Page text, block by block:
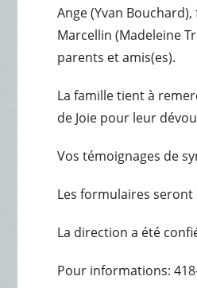
Ange (Yvan
Marcellin (Madeleine
parents et amis(es).
La famille tient à
de Joie pour leur
Vos témoignages de
Les formulaires
La direction a été
Pour informations: